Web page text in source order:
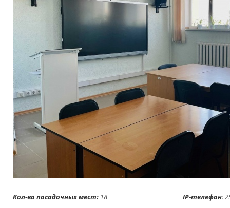
Кол-во посадочных мест: 18 IP-телефон: